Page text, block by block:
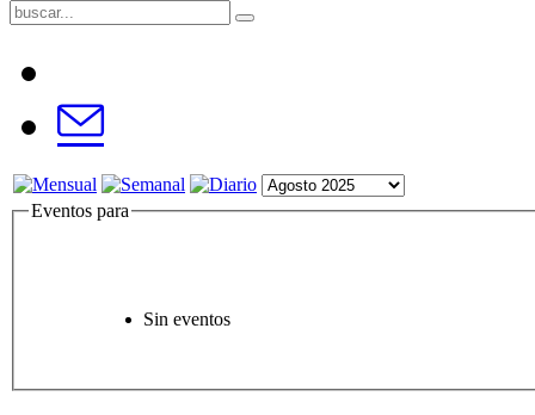
Eventos para
Sin eventos